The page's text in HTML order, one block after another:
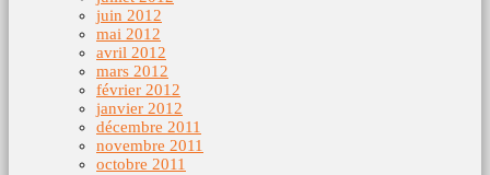
juin 2012
mai 2012
avril 2012
mars 2012
février 2012
janvier 2012
décembre 2011
novembre 2011
octobre 2011